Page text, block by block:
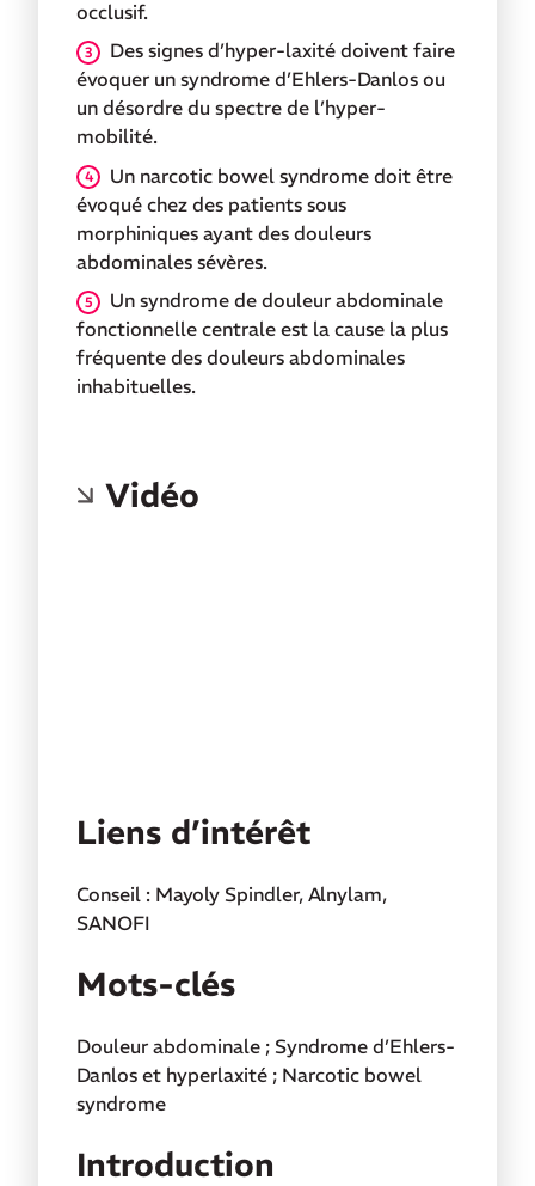
occlusif.
Des signes d’hyper-laxité doivent faire
évoquer un syndrome d’Ehlers-Danlos ou
un désordre du spectre de l’hyper-
mobilité.
Un narcotic bowel syndrome doit être
évoqué chez des patients sous
morphiniques ayant des douleurs
abdominales sévères.
Un syndrome de douleur abdominale
fonctionnelle centrale est la cause la plus
fréquente des douleurs abdominales
inhabituelles.
Vidéo
Liens d’intérêt
Conseil : Mayoly Spindler, Alnylam,
SANOFI
Mots-clés
Douleur abdominale ; Syndrome d’Ehlers-
Danlos et hyperlaxité ; Narcotic bowel
syndrome
Introduction